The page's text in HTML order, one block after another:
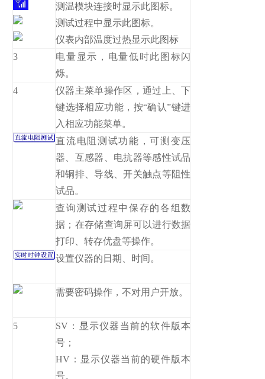
测温模块连接时显示此图标。
测试过程中显示此图标。
仪表内部温度过热显示此图标
3
电量显示，电量低时此图标闪
烁。
4
仪器主菜单操作区，通过上、下
键选择相应功能，按“确认”键进
入相应功能菜单。
直流电阻测试功能，可测变压
器、互感器、电抗器等感性试品
和铜排、导线、开关触点等阻性
试品。
查询测试过程中保存的各组数
据；在存储查询屏可以进行数据
打印、转存优盘等操作。
设置仪器的日期、时间。
需要密码操作，不对用户开放。
5
SV：显示仪器当前的软件版本
号；
HV：显示仪器当前的硬件版本
号。